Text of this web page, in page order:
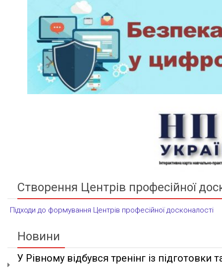
Створення Центрів професійної
Підходи до формування Центрів професійної досконалості
Новини
У Рівному відбувся тренінг із підготовки